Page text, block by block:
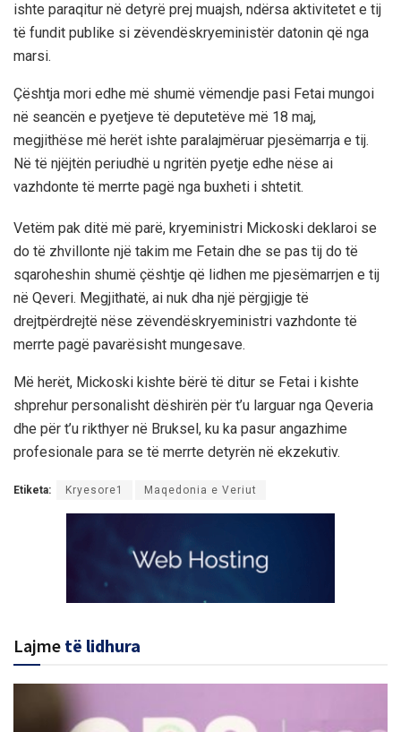
ishte paraqitur në detyrë prej muajsh, ndërsa aktivitetet e tij
të fundit publike si zëvendëskryeministër datonin që nga
marsi.
Çështja mori edhe më shumë vëmendje pasi Fetai mungoi
në seancën e pyetjeve të deputetëve më 18 maj,
megjithëse më herët ishte paralajmëruar pjesëmarrja e tij.
Në të njëjtën periudhë u ngritën pyetje edhe nëse ai
vazhdonte të merrte pagë nga buxheti i shtetit.
Vetëm pak ditë më parë, kryeministri Mickoski deklaroi se
do të zhvillonte një takim me Fetain dhe se pas tij do të
sqaroheshin shumë çështje që lidhen me pjesëmarrjen e tij
në Qeveri. Megjithatë, ai nuk dha një përgjigje të
drejtpërdrejtë nëse zëvendëskryeministri vazhdonte të
merrte pagë pavarësisht mungesave.
Më herët, Mickoski kishte bërë të ditur se Fetai i kishte
shprehur personalisht dëshirën për t’u larguar nga Qeveria
dhe për t’u rikthyer në Bruksel, ku ka pasur angazhime
profesionale para se të merrte detyrën në ekzekutiv.
Etiketa: Kryesore1 Maqedonia e Veriut
Lajme të lidhura